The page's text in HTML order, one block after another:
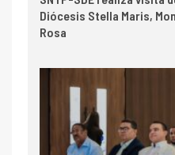
Diócesis Stella Maris,
Rosa